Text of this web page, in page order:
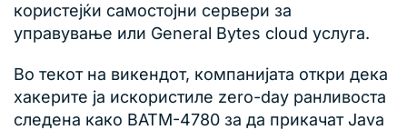
користејќи самостојни сервери за
управување или General Bytes cloud услуга.
Во текот на викендот, компанијата откри дека
хакерите ја искористиле zero-day ранливоста
следена како BATM-4780 за да прикачат Java